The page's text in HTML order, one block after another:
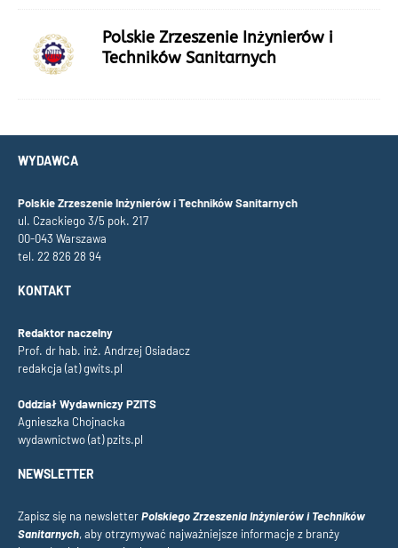
Polskie Zrzeszenie Inżynierów i
Techników Sanitarnych
WYDAWCA
Polskie Zrzeszenie Inżynierów i Techników Sanitarnych
ul. Czackiego 3/5 pok. 217
00-043 Warszawa
tel. 22 826 28 94
KONTAKT
Redaktor naczelny
Prof. dr hab. inż. Andrzej Osiadacz
redakcja (at) gwits.pl
Oddział Wydawniczy PZITS
Agnieszka Chojnacka
wydawnictwo (at) pzits.pl
NEWSLETTER
Zapisz się na newsletterPolskiego Zrzeszenia Inżynierów i Techników
Sanitarnych, aby otrzymywać najważniejsze informacje z branży